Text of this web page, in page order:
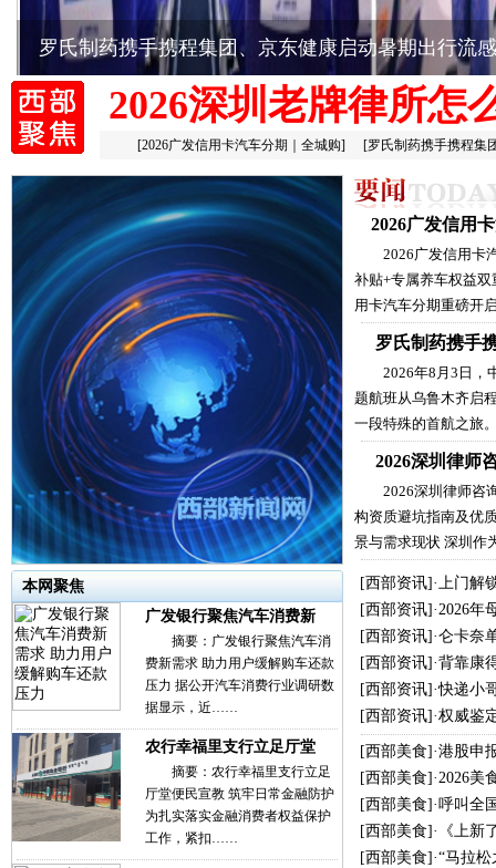
罗氏制药携手携程集团、京东健康启动暑期出行流
2026深圳老牌律所怎
[2026广发信用卡汽车分期｜全城购] [罗氏制药携手携程集
2026广发信用
2026广发信用卡
补贴+专属养车权益
用卡汽车分期重磅开
罗氏制药携手
2026年8月3日
题航班从乌鲁木齐启
一段特殊的首航之旅
2026深圳律师
2026深圳律师咨
构资质避坑指南及优
景与需求现状 深圳
本网聚焦
广发银行聚焦汽车消费新
摘要：广发银行聚焦汽车消
费新需求 助力用户缓解购车还款
压力 据公开汽车消费行业调研数
据显示，近……
农行幸福里支行立足厅堂
摘要：农行幸福里支行立足
厅堂便民宣教 筑牢日常金融防护
为扎实落实金融消费者权益保护
工作，紧扣……
[西部资讯]·上门解
[西部资讯]·2026年
[西部资讯]·仑卡奈
[西部资讯]·背靠康
[西部资讯]·快递小
[西部资讯]·权威鉴
[西部美食]·港股申
[西部美食]·2026美
[西部美食]·呼叫全
[西部美食]·
《上
[西部美食]·“马拉